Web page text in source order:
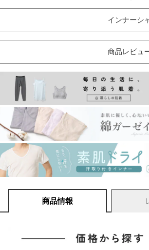
インナーシ
商品レビュ
商品情報